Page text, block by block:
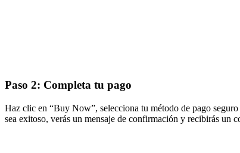
Paso 2: Completa tu pago
Haz clic en “Buy Now”, selecciona tu método de pago
sea exitoso, verás un mensaje de confirmación y recibirás un